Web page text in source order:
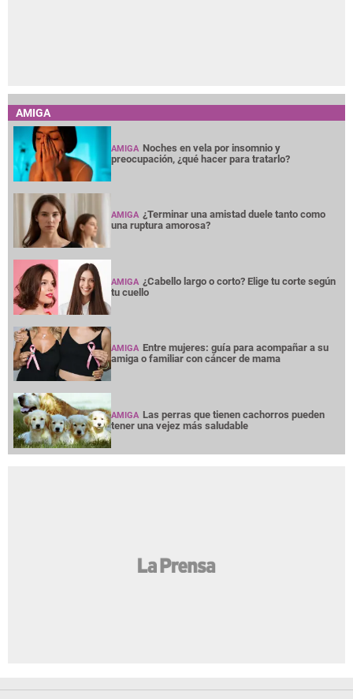
AMIGA
AMIGA Noches en vela por insomnio y
preocupación, ¿qué hacer para tratarlo?
AMIGA ¿Terminar una amistad duele tanto como
una ruptura amorosa?
AMIGA ¿Cabello largo o corto? Elige tu corte según
tu cuello
AMIGA Entre mujeres: guía para acompañar a su
amiga o familiar con cáncer de mama
AMIGA Las perras que tienen cachorros pueden
tener una vejez más saludable